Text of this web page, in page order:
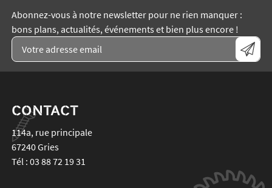
Abonnez-vous à notre newsletter pour ne rien manquer :
bons plans, actualités, événements et bien plus encore !
CONTACT
114a, rue principale
67240Gries
Tél : 03 88 72 19 31